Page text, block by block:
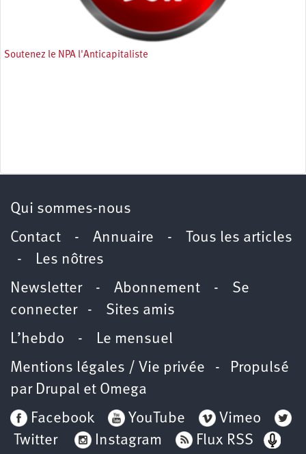
Soutenez le NPA l'Anticapitaliste
Qui sommes-nous
Contact - Annuaire - Tous les articles
-
Les nôtres
Newsletter- Abonnement - Se
connecter- Sites amis
L’hebdo -
Le mensuel
Mentions légales / Vie privée - Propulsé
par Drupal et Omega
Facebook
YouTube
Vimeo
Twitter
Instagram Flux RSS